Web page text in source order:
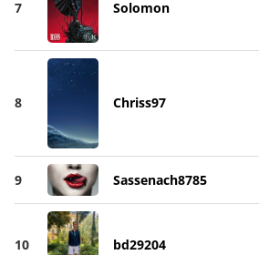
7 Solomon
8 Chriss97
9 Sassenach8785
10 bd29204